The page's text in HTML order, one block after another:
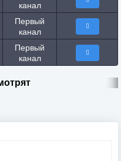
канал
Первый
канал
Первый
канал